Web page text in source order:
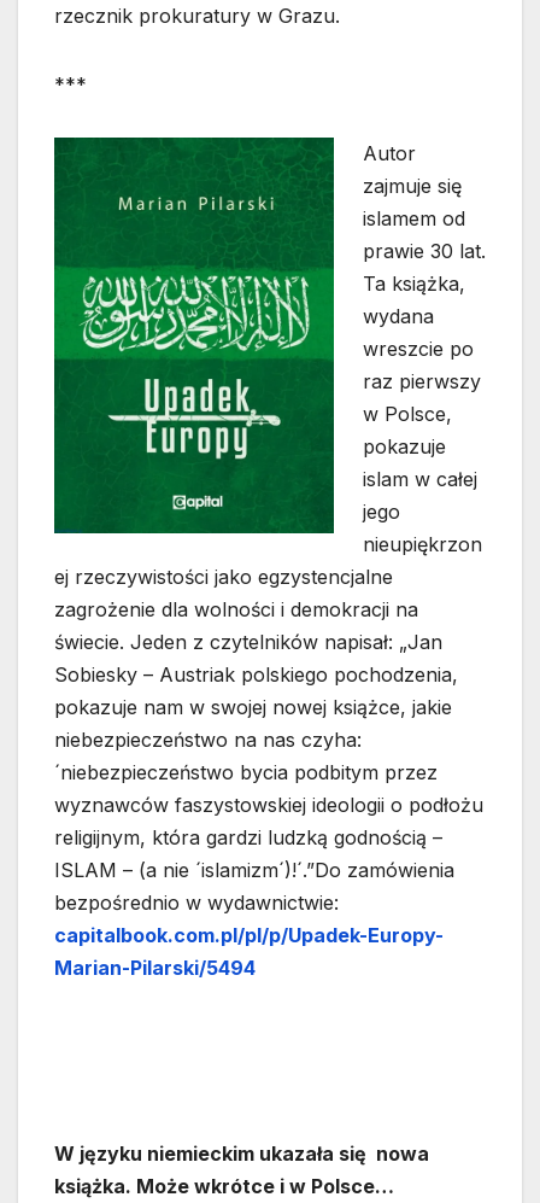
rzecznik prokuratury w Grazu.
***
Autor
zajmuje się
islamem od
prawie 30 lat.
Ta książka,
wydana
wreszcie po
raz pierwszy
w Polsce,
pokazuje
islam w całej
jego
nieupiękrzon
ej rzeczywistości jako egzystencjalne
zagrożenie dla wolności i demokracji na
świecie. Jeden z czytelników napisał: „Jan
Sobiesky – Austriak polskiego pochodzenia,
pokazuje nam w swojej nowej książce, jakie
niebezpieczeństwo na nas czyha:
´niebezpieczeństwo bycia podbitym przez
wyznawców faszystowskiej ideologii o podłożu
religijnym, która gardzi ludzką godnością –
ISLAM – (a nie ´islamizm´)!´.”Do zamówienia
bezpośrednio w wydawnictwie:
capitalbook.com.pl/pl/p/Upadek-Europy-
Marian-Pilarski/5494
W języku niemieckim ukazała się nowa
książka. Może wkrótce i w Polsce…